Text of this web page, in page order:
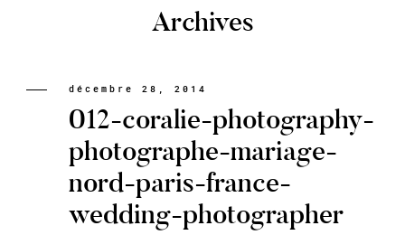
Portfolio
A PROPOS CORALIE
Archives
décembre 28, 2014
012-coralie-photography-
photographe-mariage-
nord-paris-france-
wedding-photographer